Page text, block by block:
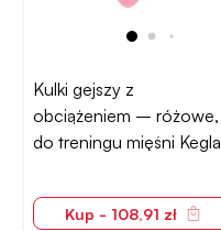
Kulki gejszy z
obciążeniem – różowe,
do treningu mięśni Kegla
Kup - 108,91 zł